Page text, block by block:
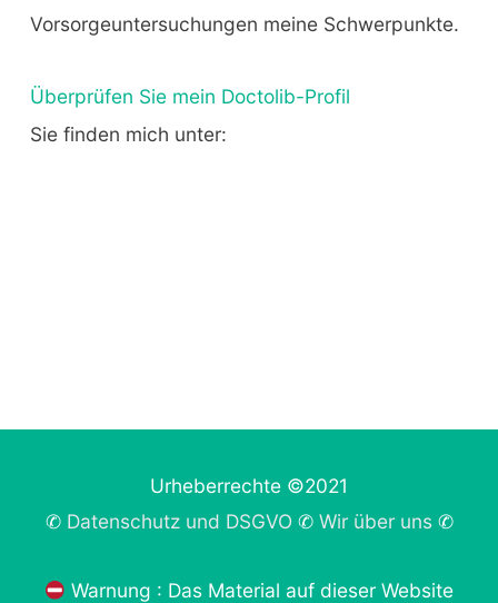
Vorsorgeuntersuchungen meine Schwerpunkte.
Überprüfen Sie mein Doctolib-Profil
Sie finden mich unter:
Urheberrechte ©2021
✆ Datenschutz und DSGVO ✆ Wir über uns✆
Warnung : Das Material auf dieser Website